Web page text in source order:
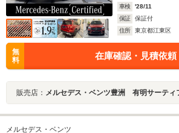
車検
'28/11
保証
保証付
住所
東京都江東区
無
料
在庫確認・見積依頼
販売店： メルセデス・ベンツ豊洲 有明サーティフ
メルセデス・ベンツ